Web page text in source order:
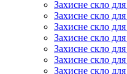
Захисне скло
Захисне скло
Захисне скло
Захисне скло
Захисне скло
Захисне скло
Захисне скло